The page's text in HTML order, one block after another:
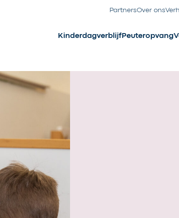
PartnersOver ons
Kinderdagverblijf Peuteropvang
buitenschoolse
professionals
en waar ze